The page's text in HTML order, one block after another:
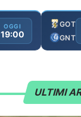
OGGI
19:00
GOT
GNT
ULTIMI